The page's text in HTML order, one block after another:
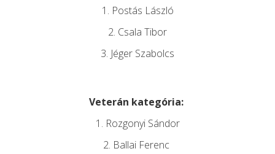
1. Postás László
2. Csala Tibor
3. Jéger Szabolcs
Veterán kategória:
1. Rozgonyi Sándor
2. Ballai Ferenc